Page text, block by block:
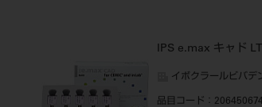
IPS e.max キャド
イボクラールビバデ
品目コード ：206450674